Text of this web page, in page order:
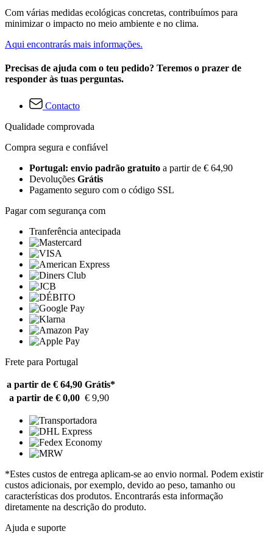
Com várias medidas ecológicas concretas, contribuímos para
minimizar o impacto no meio ambiente e no clima.
Aqui encontrarás mais informações.
Precisas de ajuda com o teu pedido? Teremos o prazer de
responder às tuas perguntas.
Contacto
Qualidade comprovada
Compra segura e confiável
Portugal: envio padrão gratuito a partir de € 64,90
Devoluções Grátis
Pagamento seguro com o código SSL
Pagar com segurança com
Tranferência antecipada
Frete para Portugal
a partir de € 64,90 Grátis*
a partir de € 0,00 € 9,90
*Estes custos de entrega aplicam-se ao envio normal. Podem existir
custos adicionais, por exemplo, devido ao peso, tamanho ou
características dos produtos. Encontrarás esta informação
diretamente na descrição do produto.
Ajuda e suporte